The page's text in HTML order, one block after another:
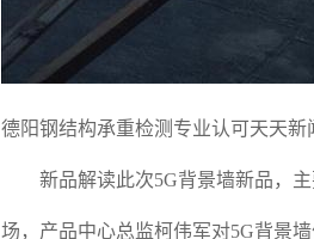
德阳钢结构承重检测专业认可天天新
新品解读此次5G背景墙新品，主
场，产品中心总监柯伟军对5G背景